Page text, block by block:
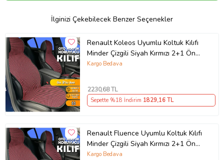
Aracınızın ölçülerine uygundur. Montaj işlemi el yatkınlığı
Paket İçeriği
Citroen Nemo Uyumlu Koltuk Kılıfı Minder Çizgili Siyah Kırmızı 2+1
Ön Arka Set
Güvenli Teslimat
Siparişleriniz darbe emici özel ambalajlarla, kargoda zarar
görmeyecek şekilde paketlenerek tarafınıza ulaştırılır. %100
Müşteri memnuniyeti garantisiyle.
Ürün Kodu:kcm9467191
İlginizi Çekebilecek Benzer Seçenekler
Renault Koleos Uyumlu Koltuk Kılıfı
Minder Çizgili Siyah Kırmızı 2+1 Ön
Arka Set
Kargo Bedava
2230,68 TL
Sepette %18 İndirim 1829,16 TL
Renault Fluence Uyumlu Koltuk Kılıfı
Minder Çizgili Siyah Kırmızı 2+1 Ön
Arka Set
Kargo Bedava